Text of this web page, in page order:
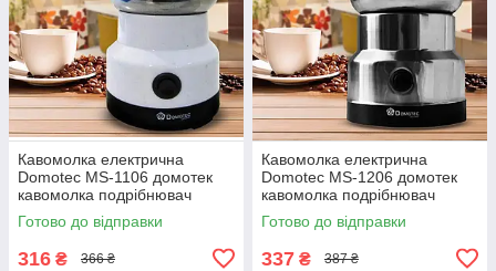
Кавомолка електрична
Domotec MS-1106 домотек
кавомолка подрібнювач
Готово до відправки
316 ₴ 366 ₴
Кавомолка електрична
Domotec MS-1206 домотек
кавомолка подрібнювач
Готово до відправки
337 ₴ 387 ₴